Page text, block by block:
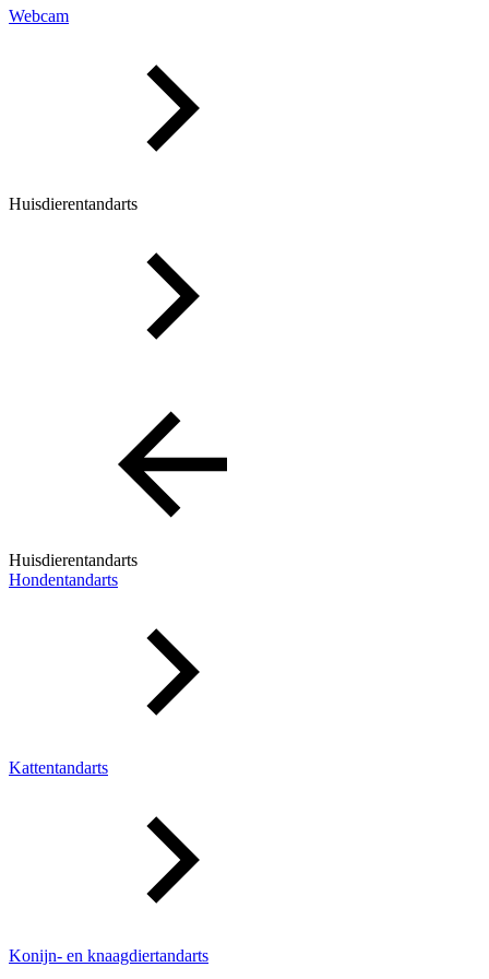
Webcam
Huisdierentandarts
Huisdierentandarts
Hondentandarts
Kattentandarts
Konijn- en knaagdiertandarts